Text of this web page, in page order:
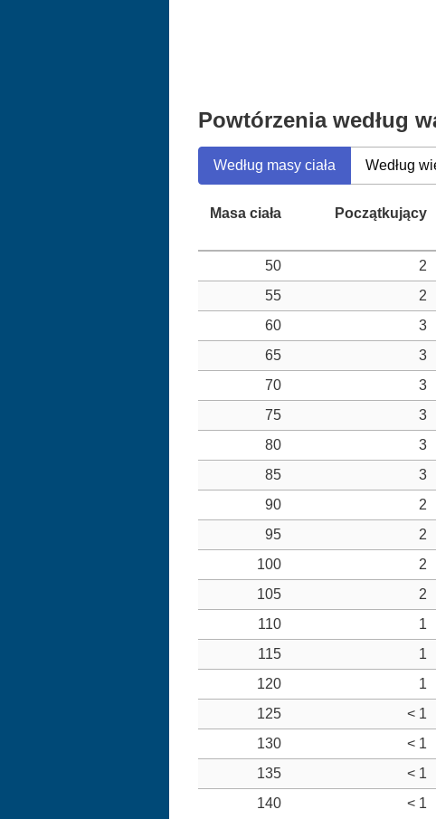
Powtórzenia według
Według masy ciała Według
50 2
55
2
60
3
65
3
70
3
75
3
80
3
85
3
90
2
95
2
100
2
105
2
110
1
115
1
120
1
125
< 1
130
< 1
135
< 1
140
< 1